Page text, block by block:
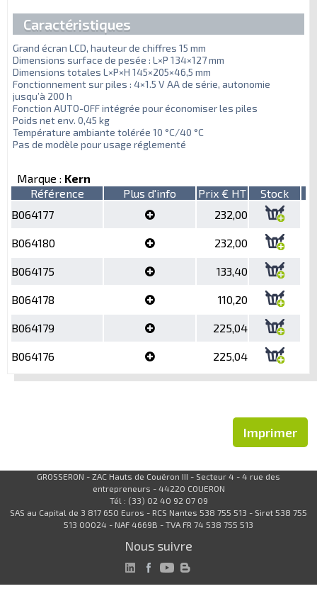
Caractéristiques
Grand écran LCD, hauteur de chiffres 15 mm
Dimensions surface de pesée : L×P 134×127 mm
Dimensions totales L×P×H 145×205×46,5 mm
Fonctionnement sur piles : 4×1.5 V AA de série, autonomie
jusqu’à 200 h
Fonction AUTO-OFF intégrée pour économiser les piles
Poids net env. 0,45 kg
Température ambiante tolérée 10 °C/40 °C
Pas de modèle pour usage réglementé
Marque : Kern
Référence
Plus d'info Prix € HT
Stock
B064177
232,00
B064180 232,00
B064175 133,40
B064178 110,20
B064179 225,04
B064176 225,04
Imprimer
GROSSERON - ZAC Hauts de Couëron III - Secteur 4 - 4 rue des
entrepreneurs - 44220 COUERON
Tél : (33) 02 40 92 07 09
SAS au Capital de 3 817 650 Euros - RCS Nantes 538 755 513 - Siret 538 755
513 00024 - NAF 4669B - TVA FR 74 538 755 513
Nous suivre